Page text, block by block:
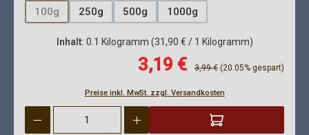
100g
(Diese Option ist zurzeit nicht verfügbar.)
250g 500g 1000g
Inhalt: 0.1 Kilogramm (31,90 € / 1 Kilogramm)
Verkaufspreis:
3,19 € Regulärer Preis:
3,99 € (20.05% gespart)
Preise inkl. MwSt. zzgl. Versandkosten
Produkt Anzahl: Gib den gewünschten Wert ein oder benutze